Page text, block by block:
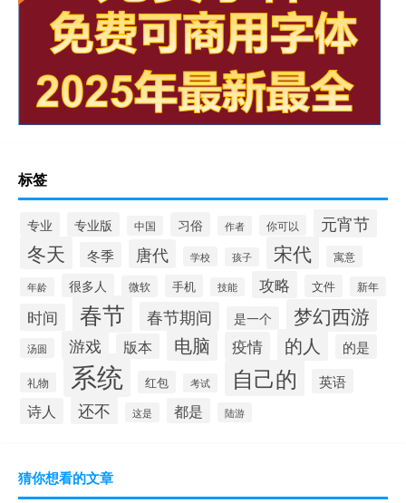
标签
专业 专业版 中国 习俗 作者 你可以 元宵节
冬天 冬季 唐代 学校 孩子 宋代 寓意
年龄 很多人 微软 手机 技能 攻略 文件 新年
时间 春节 春节期间 是一个 梦幻西游
汤圆 游戏 版本 电脑 疫情 的人 的是
礼物 系统 红包 考试 自己的 英语
诗人 还不 这是 都是 陆游
猜你想看的文章